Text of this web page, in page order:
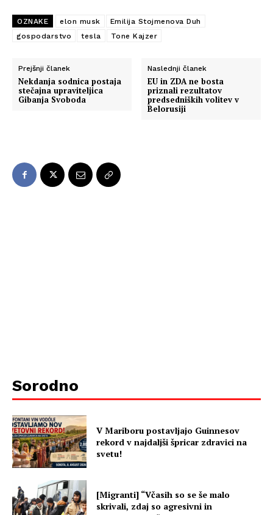
OZNAKE elon musk
Emilija Stojmenova Duh
gospodarstvo
tesla Tone Kajzer
Prejšnji članek
Nekdanja sodnica postaja
stečajna upraviteljica
Gibanja Svoboda
Naslednji članek
EU in ZDA ne bosta
priznali rezultatov
predsedniških volitev v
Belorusiji
Sorodno
V Mariboru postavljajo Guinnesov
rekord v najdaljši špricar zdravici na
svetu!
[Migranti] “Včasih so se še malo
skrivali, zdaj so agresivni in